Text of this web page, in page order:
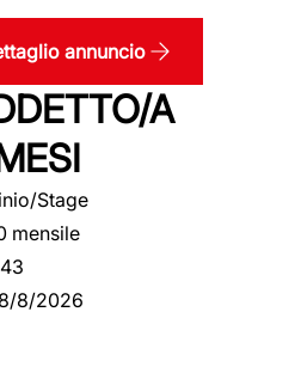
annuncio
A
Stage
mensile
8/8/2026